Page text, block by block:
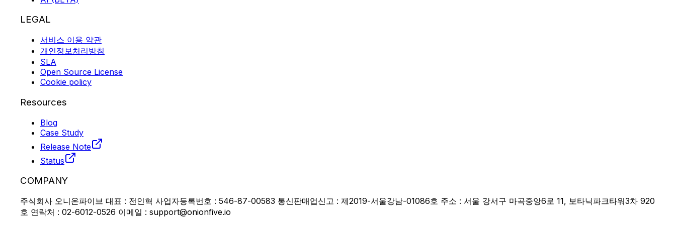
LEGAL
서비스 이용 약관
개인정보처리방침
SLA
Open Source License
Cookie policy
Resources
Blog
Case Study
Release Note
Status
COMPANY
주식회사 오니온파이브 대표 : 전인혁 사업자등록번호 : 546-87-00583 통신판매업신고 : 제2019-서울강남-01086호 주소 : 서울 강서구 마곡중앙6로 11, 보타닉파크타워3차 920
호 연락처 : 02-6012-0526 이메일 : support@onionfive.io